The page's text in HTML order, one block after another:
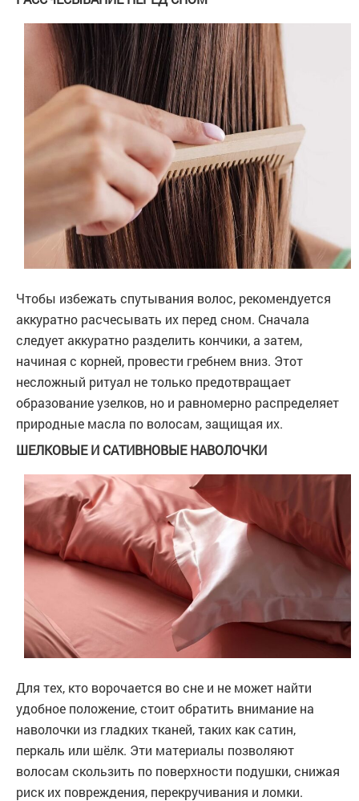
Чтобы избежать спутывания волос, рекомендуется
аккуратно расчесывать их перед сном. Сначала
следует аккуратно разделить кончики, а затем,
начиная с корней, провести гребнем вниз. Этот
несложный ритуал не только предотвращает
образование узелков, но и равномерно распределяет
природные масла по волосам, защищая их.
ШЕЛКОВЫЕ И САТИВНОВЫЕ НАВОЛОЧКИ
Для тех, кто ворочается во сне и не может найти
удобное положение, стоит обратить внимание на
наволочки из гладких тканей, таких как сатин,
перкаль или шёлк. Эти материалы позволяют
волосам скользить по поверхности подушки, снижая
риск их повреждения, перекручивания и ломки.